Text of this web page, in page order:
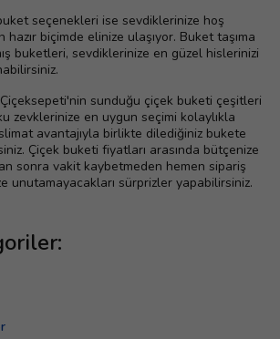
seçenekleri ise sevdiklerinize hoş
biçimde elinize ulaşıyor. Buket taşıma
buketleri, sevdiklerinize en güzel hislerinizi
sunduğu çiçek buketi çeşitleri
zevklerinize en uygun seçimi kolaylıkla
avantajıyla birlikte dilediğiniz bukete
Çiçek buketi fiyatları arasında bütçenize
sonra vakit kaybetmeden hemen sipariş
unutamayacakları sürprizler yapabilirsiniz.